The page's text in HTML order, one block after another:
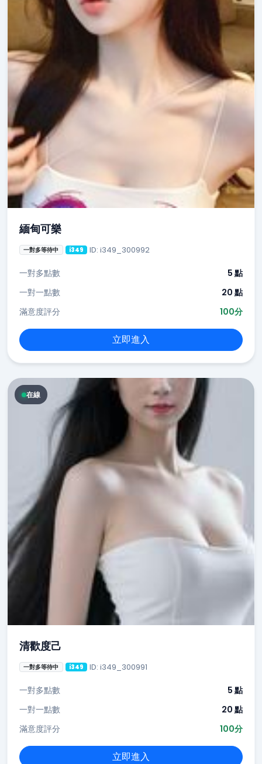
緬甸可樂
一對多等待中 i349 ID: i349_300992
一對多點數
5 點
一對一點數
20 點
滿意度評分
100分
立即進入
在線
清歡度己
一對多等待中 i349 ID: i349_300991
一對多點數
5 點
一對一點數
20 點
滿意度評分
100分
立即進入